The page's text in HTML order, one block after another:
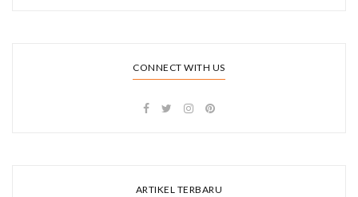
CONNECT WITH US
ARTIKEL TERBARU